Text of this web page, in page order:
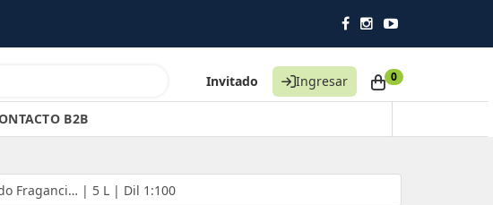
Invitado Ingresar 0
B2B
Fraganci… | 5 L | Dil 1:100